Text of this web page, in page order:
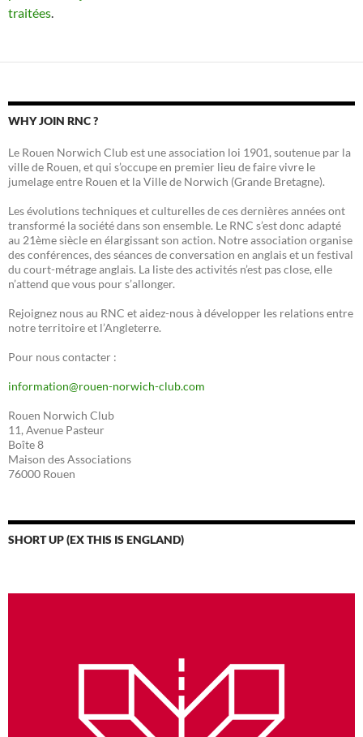
traitées
WHY JOIN RNC ?
Le Rouen Norwich Club est une association loi 1901, soutenue par la
ville de Rouen, et qui s’occupe en premier lieu de faire vivre le
jumelage entre Rouen et la Ville de Norwich (Grande Bretagne).
Les évolutions techniques et culturelles de ces dernières années ont
transformé la société dans son ensemble. Le RNC s’est donc adapté
au 21ème siècle en élargissant son action. Notre association organise
des conférences, des séances de conversation en anglais et un festival
du court-métrage anglais. La liste des activités n’est pas close, elle
n’attend que vous pour s’allonger.
Rejoignez nous au RNC et aidez-nous à développer les relations entre
notre territoire et l’Angleterre.
Pour nous contacter :
information@rouen-norwich-club.com
Rouen Norwich Club
11, Avenue Pasteur
Boîte 8
Maison des Associations
76000 Rouen
SHORT UP (EX THIS IS ENGLAND)